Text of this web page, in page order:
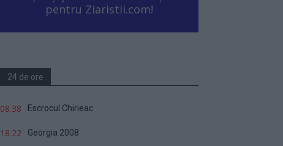
pentru Ziaristii.com!
24 de ore
08.38 Escrocul Chirieac
18.22 Georgia 2008